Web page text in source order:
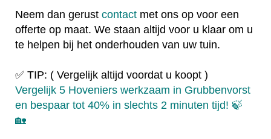
Neem dan gerust contact met ons op voor een
offerte op maat. We staan altijd voor u klaar om u
te helpen bij het onderhouden van uw tuin.
✅ TIP: ( Vergelijk altijd voordat u koopt )
Vergelijk 5 Hoveniers werkzaam in Grubbenvorst
en bespaar tot 40% in slechts 2 minuten tijd! 🍃
🏡